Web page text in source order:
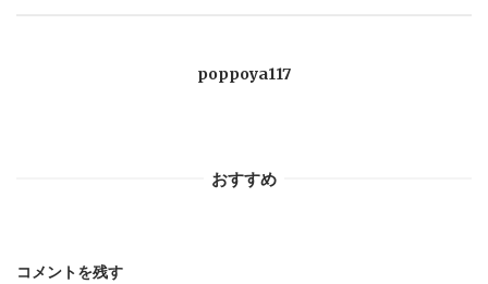
poppoya117
おすすめ
コメントを残す